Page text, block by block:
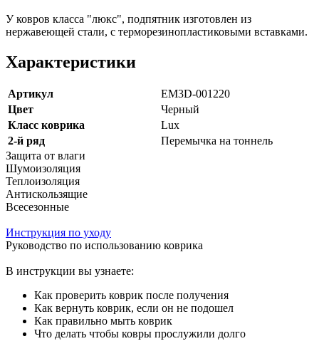
У ковров класса "люкс", подпятник изготовлен из
нержавеющей стали, с терморезинопластиковыми вставками.
Характеристики
Артикул
EM3D-001220
Цвет
Черный
Класс коврика
Lux
2-й ряд
Перемычка на тоннель
Защита от влаги
Шумоизоляция
Теплоизоляция
Антискользящие
Всесезонные
Инструкция по уходу
Руководство по использованию коврика
В инструкции вы узнаете:
Как проверить коврик после получения
Как вернуть коврик, если он не подошел
Как правильно мыть коврик
Что делать чтобы ковры прослужили долго